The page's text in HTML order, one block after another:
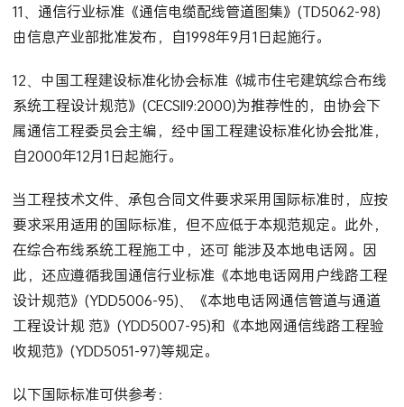
11、通信行业标准《通信电缆配线管道图集》(TD5062-98)
由信息产业部批准发布，自1998年9月1日起施行。
12、中国工程建设标准化协会标准《城市住宅建筑综合布线
系统工程设计规范》(CECSII9:2000)为推荐性的，由协会下
属通信工程委员会主编，经中国工程建设标准化协会批准，
自2000年12月1日起施行。
当工程技术文件、承包合同文件要求采用国际标准时，应按
要求采用适用的国际标准，但不应低于本规范规定。此外，
在综合布线系统工程施工中，还可 能涉及本地电话网。因
此，还应遵循我国通信行业标准《本地电话网用户线路工程
设计规范》(YDD5006-95)、《本地电话网通信管道与通道
工程设计规 范》(YDD5007-95)和《本地网通信线路工程验
收规范》(YDD5051-97)等规定。
以下国际标准可供参考：